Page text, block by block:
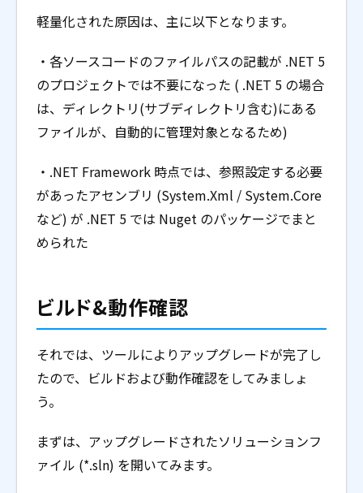
軽量化された原因は、主に以下となります。
・各ソースコードのファイルパスの記載が .NET 5
のプロジェクトでは不要になった ( .NET 5 の場合
は、ディレクトリ(サブディレクトリ含む)にある
ファイルが、自動的に管理対象となるため)
・.NET Framework 時点では、参照設定する必要
があったアセンブリ (System.Xml / System.Core
など) が .NET 5 では Nuget のパッケージでまと
められた
ビルド&動作確認
それでは、ツールによりアップグレードが完了し
たので、ビルドおよび動作確認をしてみましょ
う。
まずは、アップグレードされたソリューションフ
ァイル (*.sln) を開いてみます。